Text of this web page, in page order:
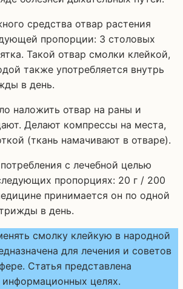
средства отвар растения
пропорции: 3 столовых
Такой отвар смолки клейкой,
также употребляется внутрь
в день.
наложить отвар на раны и
Делают компрессы на места,
(ткань намачивают в отваре).
с лечебной целью
пропорциях: 20 г / 200
принимается он по одной
в день.
смолку клейкую в народной
для лечения и советов
Статья представлена
целях.